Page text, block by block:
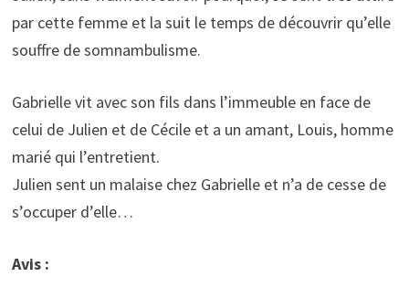
par cette femme et la suit le temps de découvrir qu’elle
souffre de somnambulisme.
Gabrielle vit avec son fils dans l’immeuble en face de
celui de Julien et de Cécile et a un amant, Louis, homme
marié qui l’entretient.
Julien sent un malaise chez Gabrielle et n’a de cesse de
s’occuper d’elle…
Avis :